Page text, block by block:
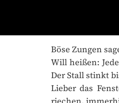
Böse Zungen
Will heißen:
Der Stall stinkt
Lieber das
riechen,